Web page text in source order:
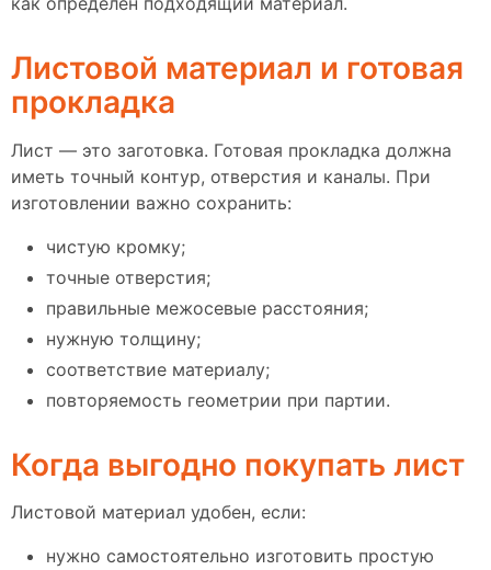
Листовой материал и готовая
прокладка
Лист — это заготовка. Готовая прокладка должна
иметь точный контур, отверстия и каналы. При
изготовлении важно сохранить:
чистую кромку;
точные отверстия;
правильные межосевые расстояния;
нужную толщину;
соответствие материалу;
повторяемость геометрии при партии.
Когда выгодно покупать лист
Листовой материал удобен, если:
нужно самостоятельно изготовить простую